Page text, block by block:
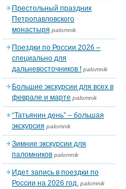
Престольный праздник
Петропавловского
монастыря palomnik
Поездки по России 2026 –
специально для
дальневосточников ! palomnik
Большие экскурсии для всех в
феврале и марте palomnik
“Татьянин день” – большая
экскурсия palomnik
Зимние экскурсии для
паломников palomnik
Идет запись в поездки по
России на 2026 год. palomnik